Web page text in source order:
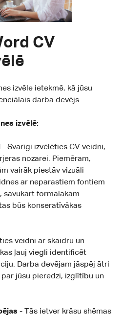
CV
izvēle ietekmē, kā jūsu
darba devējs.
izvēlē:
- Svarīgi izvēlēties CV veidni,
nozarei. Piemēram,
vairāk piestāv vizuāli
ar neparastiem fontiem
savukārt formālākām
būs konseratīvākas
veidni ar skaidru un
ļauj viegli identificēt
Darba devējam jāspēj ātri
jūsu pieredzi, izglītību un
- Tās ietver krāsu shēmas